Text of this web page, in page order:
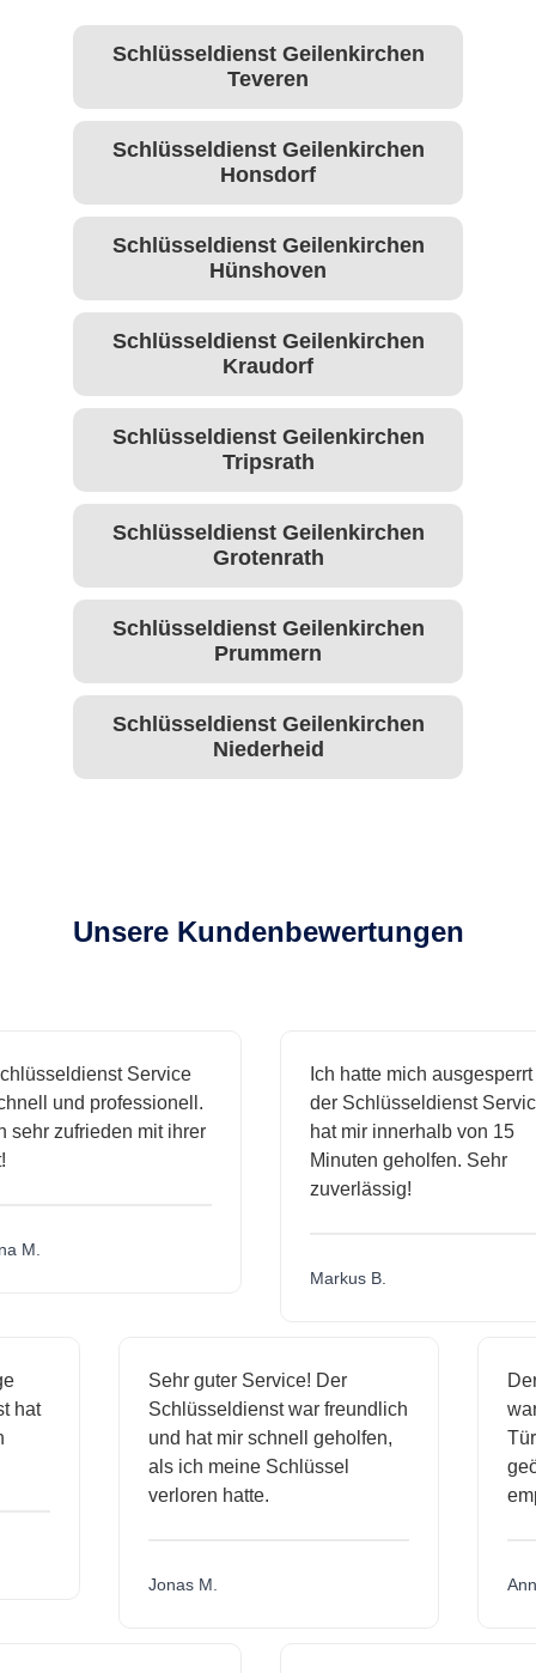
Schlüsseldienst Geilenkirchen
Teveren
Schlüsseldienst Geilenkirchen
Honsdorf
Schlüsseldienst Geilenkirchen
Hünshoven
Schlüsseldienst Geilenkirchen
Kraudorf
Schlüsseldienst Geilenkirchen
Tripsrath
Schlüsseldienst Geilenkirchen
Grotenrath
Schlüsseldienst Geilenkirchen
Prummern
Schlüsseldienst Geilenkirchen
Niederheid
Unsere Kundenbewertungen
Service
und professionell.
zufrieden mit ihrer
M.
Ich hatte mich ausgesperrt
der Schlüsseldienst Service
hat mir innerhalb von 15
Minuten geholfen. Sehr
zuverlässig!
Markus B.
hat
Sehr guter Service! Der
Schlüsseldienst war freundlich
und hat mir schnell geholfen,
als ich meine Schlüssel
verloren hatte.
Jonas M.